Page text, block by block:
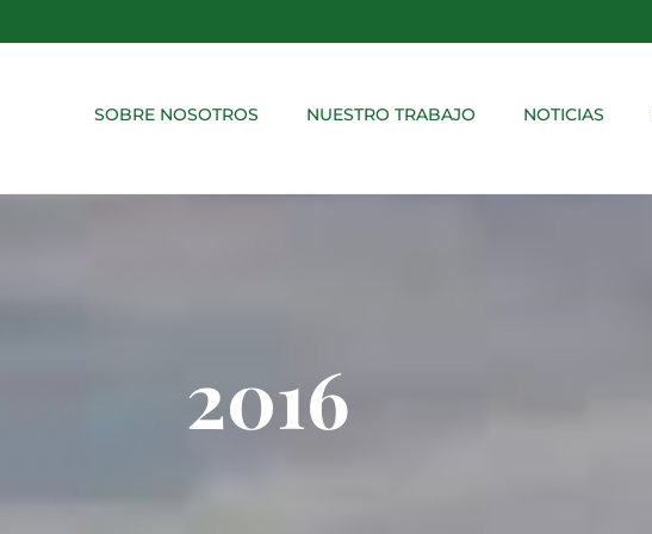
SOBRE NOSOTROS NUESTRO TRABAJO NOTICIAS
2016